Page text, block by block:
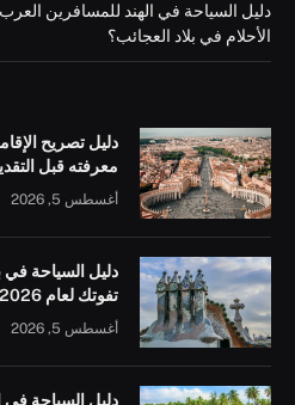
الأحلام في بلاد العجائب؟
معرفته قبل
أغسطس 5, 2026
دليل السياحة في
تفوتك لعام 2026
أغسطس 5, 2026